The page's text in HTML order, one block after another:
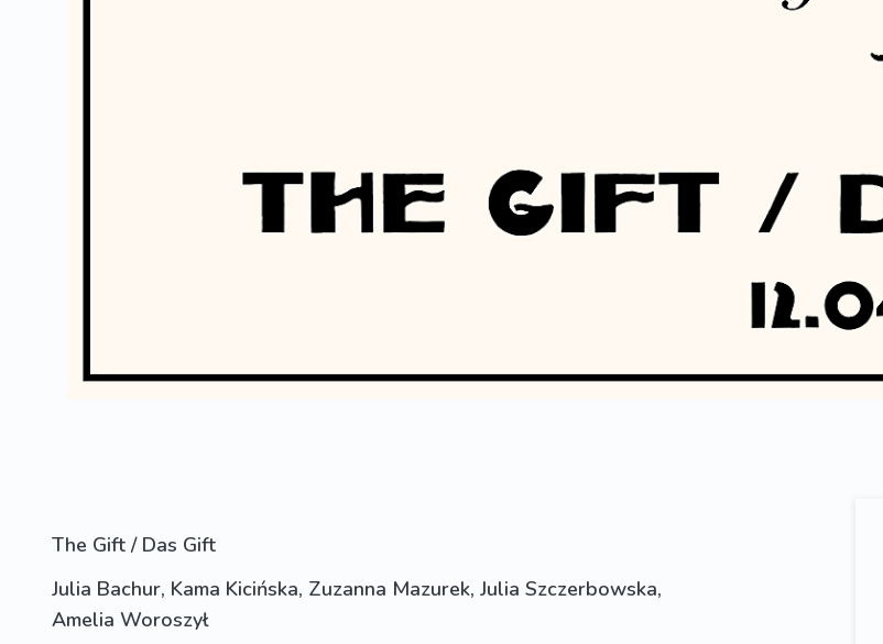
The Gift / Das Gift
Julia Bachur, Kama Kicińska, Zuzanna Mazurek, Julia Szczerbowska,
Amelia Woroszył